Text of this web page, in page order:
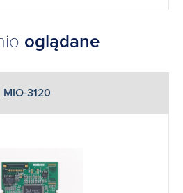
oglądane
MIO-3120